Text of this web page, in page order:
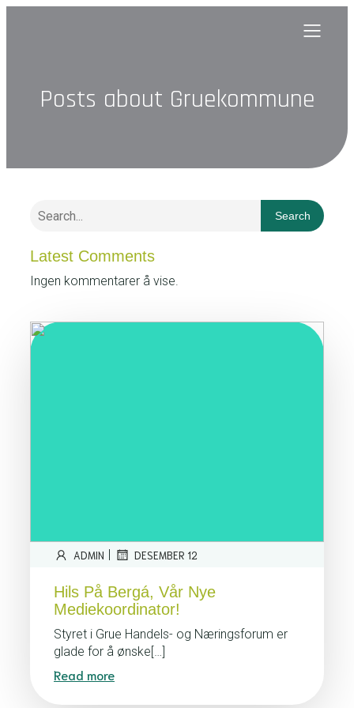
Posts about Gruekommune
Search
Latest Comments
Ingen kommentarer å vise.
ADMIN | DESEMBER 12
Hils På Bergá, Vår Nye
Mediekoordinator!
Styret i Grue Handels- og Næringsforum er
glade for å ønske[…]
Read more